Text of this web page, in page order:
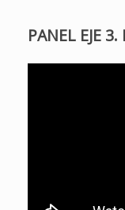
PANEL EJE